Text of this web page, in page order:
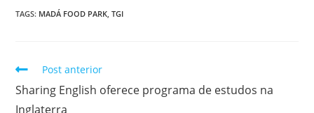
TAGS: MADÁ FOOD PARK, TGI
Post anterior
Sharing English oferece programa de estudos na
Inglaterra